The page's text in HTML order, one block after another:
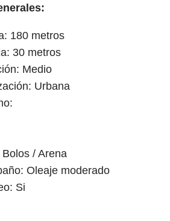
180 metros
30 metros
Medio
Urbana
/ Arena
Oleaje moderado
Si